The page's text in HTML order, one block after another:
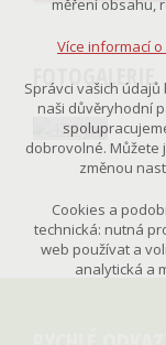
FOTOGALERIE
analytická
Více informací
měření obsahu,
Více informací
Správci vašich
naši důvěryhodní
dobrovolné. Můžete
změnou
Cookies a
technická: nutná
web používat a
analytická a